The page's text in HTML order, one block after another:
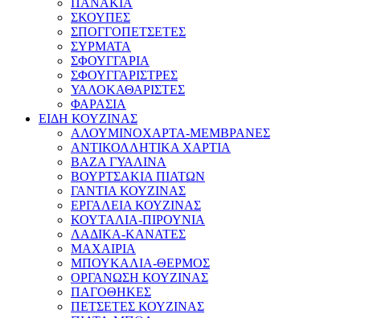
ΣΚΟΥΠΕΣ
ΣΠΟΓΓΟΠΕΤΣΕΤΕΣ
ΣΥΡΜΑΤΑ
ΣΦΟΥΓΓΑΡΙΑ
ΣΦΟΥΓΓΑΡΙΣΤΡΕΣ
ΥΑΛΟΚΑΘΑΡΙΣΤΕΣ
ΦΑΡΑΣΙΑ
ΕΙΔΗ ΚΟΥΖΙΝΑΣ
ΑΛΟΥΜΙΝΟΧΑΡΤΑ-ΜΕΜΒΡΑΝΕΣ
ΑΝΤΙΚΟΛΛΗΤΙΚΑ ΧΑΡΤΙΑ
ΒΑΖΑ ΓΥΑΛΙΝΑ
ΒΟΥΡΤΣΑΚΙΑ ΠΙΑΤΩΝ
ΓΑΝΤΙΑ ΚΟΥΖΙΝΑΣ
ΕΡΓΑΛΕΙΑ ΚΟΥΖΙΝΑΣ
ΚΟΥΤΑΛΙΑ-ΠΙΡΟΥΝΙΑ
ΛΑΔΙΚΑ-ΚΑΝΑΤΕΣ
ΜΑΧΑΙΡΙΑ
ΜΠΟΥΚΑΛΙΑ-ΘΕΡΜΟΣ
ΟΡΓΑΝΩΣΗ ΚΟΥΖΙΝΑΣ
ΠΑΓΟΘΗΚΕΣ
ΠΕΤΣΕΤΕΣ ΚΟΥΖΙΝΑΣ